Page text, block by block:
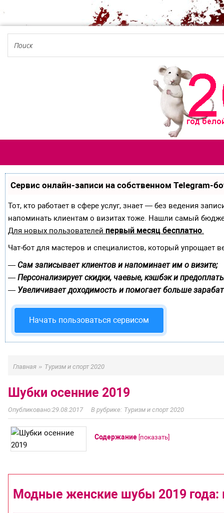
Сервис онлайн-записи на собственном Telegram-
Тот, кто работает в сфере услуг, знает — без ведения
напоминать клиентам о визитах тоже. Нашли самый
Для новых пользователей первый месяц бесплатно.
Чат-бот для мастеров и специалистов, который упрощает
— Сам записывает клиентов и напоминает им о визите;
— Персонализирует скидки, чаевые, кэшбэк и
— Увеличивает доходимость и помогает больше
Начать пользоваться сервисом
Главная » Туризм и спорт 2020
Шубки осенние 2019
29.08.2017 Туризм и спорт 2020
Содержание [показать]
Модные женские шубы 2019 года: